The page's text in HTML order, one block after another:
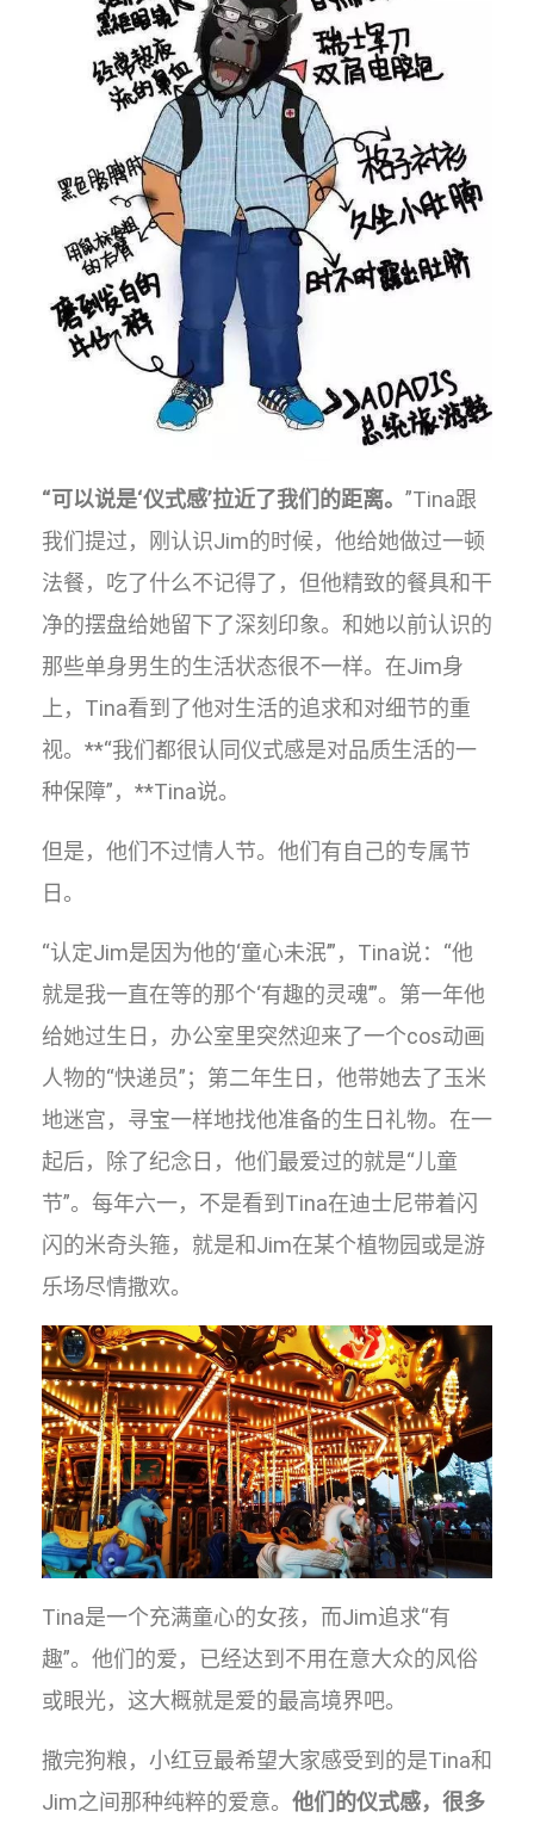
“可以说是‘仪式感’拉近了我们的距离。 ”Tina跟
我们提过，刚认识Jim的时候，他给她做过一顿
法餐，吃了什么不记得了，但他精致的餐具和干
净的摆盘给她留下了深刻印象。和她以前认识的
那些单身男生的生活状态很不一样。在Jim身
上，Tina看到了他对生活的追求和对细节的重
视。**“我们都很认同仪式感是对品质生活的一
种保障”，**Tina说。
但是，他们不过情人节。他们有自己的专属节
日。
“认定Jim是因为他的‘童心未泯’”，Tina说：“他
就是我一直在等的那个‘有趣的灵魂’”。第一年他
给她过生日，办公室里突然迎来了一个cos动画
人物的“快递员”；第二年生日，他带她去了玉米
地迷宫，寻宝一样地找他准备的生日礼物。在一
起后，除了纪念日，他们最爱过的就是“儿童
节”。每年六一，不是看到Tina在迪士尼带着闪
闪的米奇头箍，就是和Jim在某个植物园或是游
乐场尽情撒欢。
Tina是一个充满童心的女孩，而Jim追求“有
趣”。他们的爱，已经达到不用在意大众的风俗
或眼光，这大概就是爱的最高境界吧。
撒完狗粮，小红豆最希望大家感受到的是Tina和
Jim之间那种纯粹的爱意。 他们的仪式感，很多